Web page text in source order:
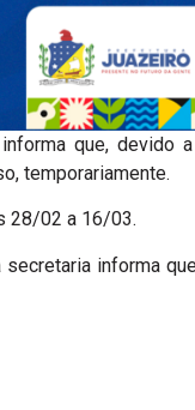
que,
temporariamente.
28/02 a 16/03.
informa